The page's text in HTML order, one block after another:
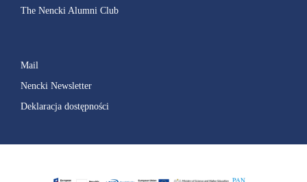
The Nencki Alumni Club
Mail
Nencki Newsletter
Deklaracja dostępności